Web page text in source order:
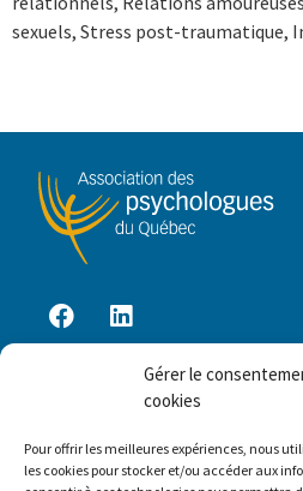
Gérer le
cookies
Pour offrir les meilleures expériences, nous
les cookies pour stocker et/ou accéder aux
sexuels, Stress post-traumatique,
Contactez-nous